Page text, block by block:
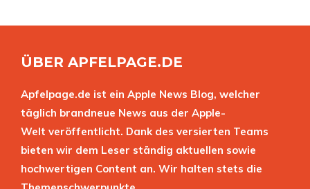
ÜBER APFELPAGE.DE
Apfelpage.de ist ein Apple News Blog, welcher
täglich brandneue News aus der Apple-
Welt veröffentlicht. Dank des versierten Teams
bieten wir dem Leser ständig aktuellen sowie
hochwertigen Content an. Wir halten stets die